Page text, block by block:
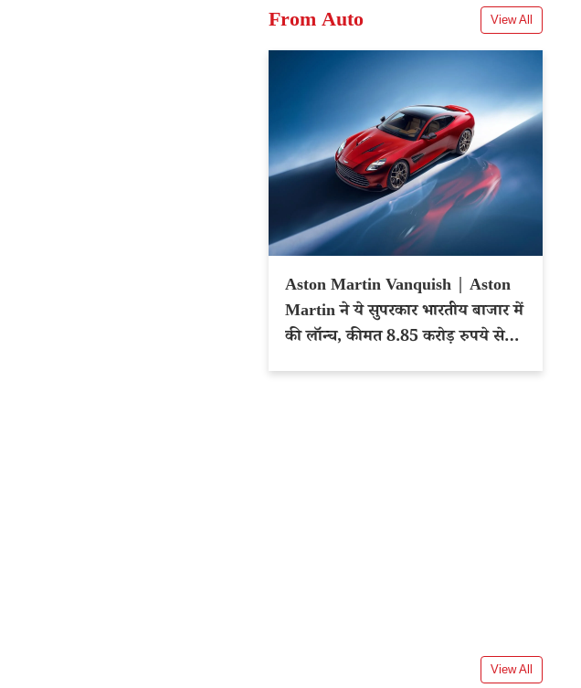
From Auto View All
Aston Martin Vanquish | Aston
Martin ने ये सुपरकार भारतीय बाजार में
की लॉन्च, कीमत 8.85 करोड़ रुपये से
View All